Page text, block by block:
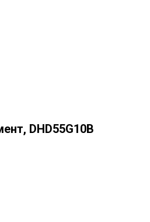
DHD55G10B